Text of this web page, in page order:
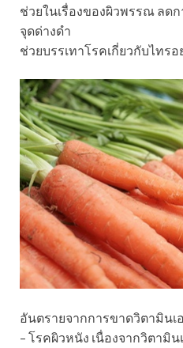
ช่วยในเรื่องของผิวพรรณ ลด
จุดด่างดำ
ช่วยบรรเทาโรคเกี่ยวกับไทรอ
อันตรายจากการขาดวิตามินเอ
– โรคผิวหนัง เนื่องจากวิตามิ